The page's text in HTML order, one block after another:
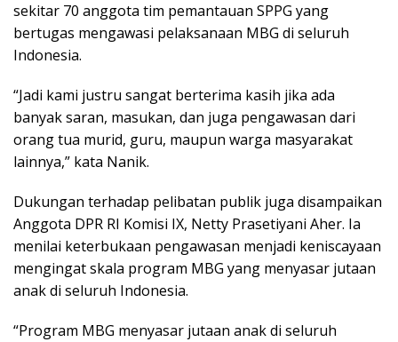
sekitar 70 anggota tim pemantauan SPPG yang
bertugas mengawasi pelaksanaan MBG di seluruh
Indonesia.
“Jadi kami justru sangat berterima kasih jika ada
banyak saran, masukan, dan juga pengawasan dari
orang tua murid, guru, maupun warga masyarakat
lainnya,” kata Nanik.
Dukungan terhadap pelibatan publik juga disampaikan
Anggota DPR RI Komisi IX, Netty Prasetiyani Aher. Ia
menilai keterbukaan pengawasan menjadi keniscayaan
mengingat skala program MBG yang menyasar jutaan
anak di seluruh Indonesia.
“Program MBG menyasar jutaan anak di seluruh